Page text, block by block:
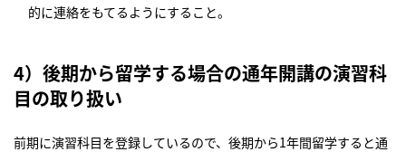
的に連絡をもてるようにすること。
4）後期から留学する場合の通年開講の演習科
目の取り扱い
前期に演習科目を登録しているので、後期から1年間留学すると通